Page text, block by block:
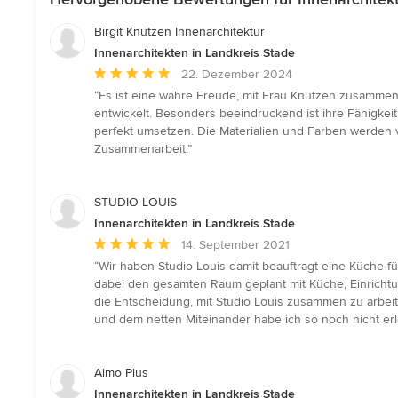
Birgit Knutzen Innenarchitektur
Innenarchitekten in Landkreis Stade
Durchschnittliche
Bewertung:
5
von
5
22. Dezember 2024
“Es ist eine wahre Freude, mit Frau Knutzen
entwickelt. Besonders beeindruckend ist ihre
perfekt umsetzen. Die Materialien und Farben
Zusammenarbeit.”
STUDIO LOUIS
Innenarchitekten in Landkreis Stade
Durchschnittliche
Bewertung:
5
von
5
14. September 2021
“Wir haben Studio Louis damit beauftragt eine Küche
dabei den gesamten Raum geplant mit Küche,
die Entscheidung, mit Studio Louis zusammen zu
und dem netten Miteinander habe ich so noch nicht
Aimo Plus
Innenarchitekten in Landkreis Stade